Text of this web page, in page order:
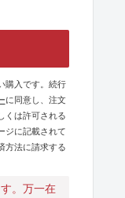
購入です。続行
に同意し、注文
くは許可される
ジに記載されて
方法に請求する
。万一在